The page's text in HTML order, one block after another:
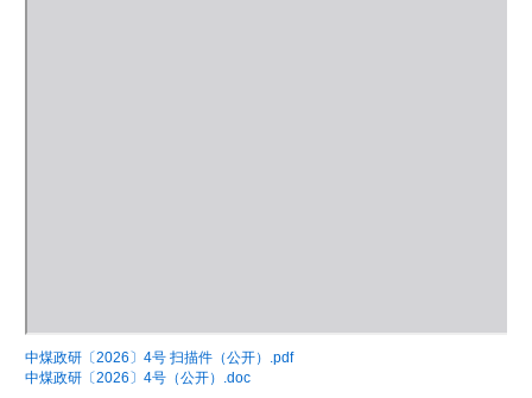
中煤政研〔2026〕4号 扫描件（公开）.pdf
中煤政研〔2026〕4号（公开）.doc